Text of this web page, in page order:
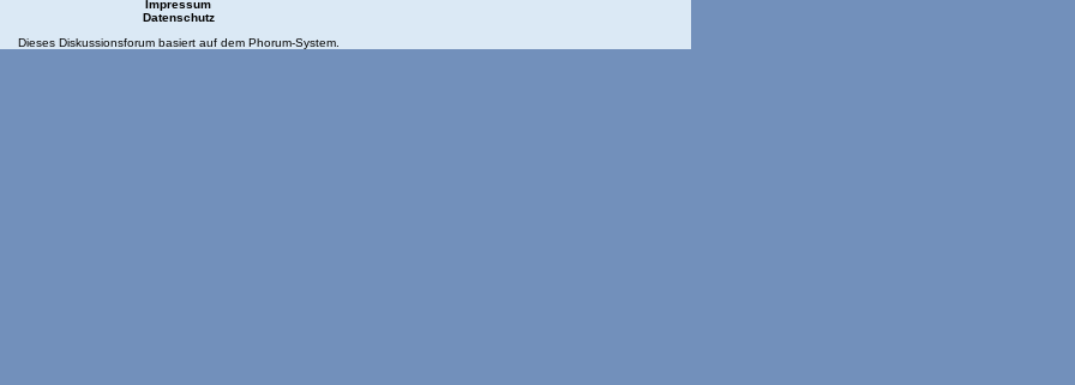
Impressum
Datenschutz
Dieses Diskussionsforum basiert auf dem Phorum-System.